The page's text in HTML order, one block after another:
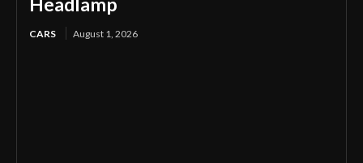
CARS August 1, 2026